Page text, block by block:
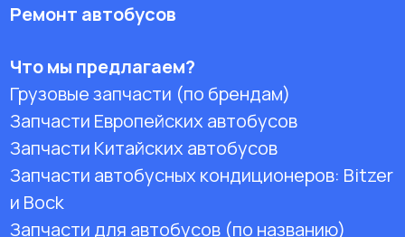
Ремонт автобусов
Что мы предлагаем?
Грузовые запчасти (по брендам)
Запчасти Европейских автобусов
Запчасти Китайских автобусов
Запчасти автобусных кондиционеров: Bitzer
и Bock
Запчасти для автобусов (по названию)